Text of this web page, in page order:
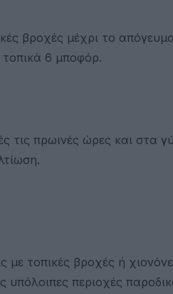
βροχές μέχρι το
τοπικά 6 μποφόρ.
τις πρωινές ώρες και στα
με τοπικές βροχές ή
υπόλοιπες περιοχές